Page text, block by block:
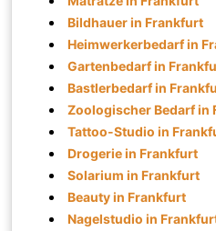
Bildhauer in Frankfurt
Heimwerkerbedarf in
Gartenbedarf in
Bastlerbedarf in
Zoologischer Bedarf in
Tattoo-Studio in
Drogerie in Frankfurt
Solarium in Frankfurt
Beauty in Frankfurt
Nagelstudio in